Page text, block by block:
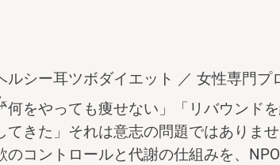
ルシー耳ツボダイエット ／ 女性専門プ
何をやっても痩せない」「リバウンド
てきた」それは意志の問題ではありま
のコントロールと代謝の仕組みを、